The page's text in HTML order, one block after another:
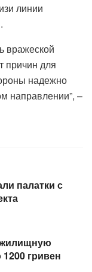
линии
вражеской
причин для
надежно
направлении”, –
палатки с
гривен